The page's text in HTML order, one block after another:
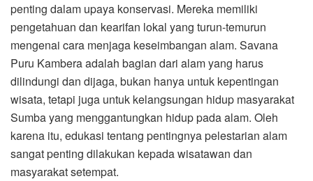
penting dalam upaya konservasi. Mereka memiliki
pengetahuan dan kearifan lokal yang turun-temurun
mengenai cara menjaga keseimbangan alam. Savana
Puru Kambera adalah bagian dari alam yang harus
dilindungi dan dijaga, bukan hanya untuk kepentingan
wisata, tetapi juga untuk kelangsungan hidup masyarakat
Sumba yang menggantungkan hidup pada alam. Oleh
karena itu, edukasi tentang pentingnya pelestarian alam
sangat penting dilakukan kepada wisatawan dan
masyarakat setempat.